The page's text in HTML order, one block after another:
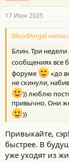
17 Июн 2025
BloodAngel
Блин. Три
сообщениях все
форуме
«до
не скинули,
)) люблю
привычно. Они
))
Привыкайте,
быстрее. В
уже уходят из